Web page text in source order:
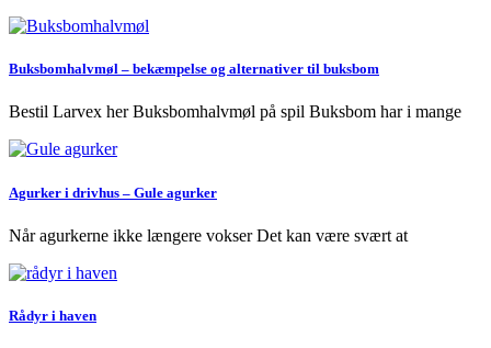
Buksbomhalvmøl – bekæmpelse og alternativer til buksbom
Bestil Larvex her Buksbomhalvmøl på spil Buksbom har i mange
Agurker i drivhus – Gule agurker
Når agurkerne ikke længere vokser Det kan være svært at
Rådyr i haven